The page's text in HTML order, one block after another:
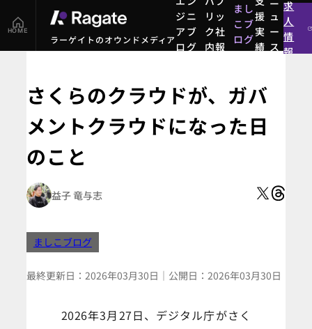
HOME
ラーゲイトのオウンドメディア
ジニ
アブ
ログ
アブ
ログ
リッ
ク社
内報
ク社
内報
まし
こブ
ログ
まし
ログ
援
実
績
実
績
ュ
ー
ス
求
人
情
報
さくらのクラウドが、ガバ
メントクラウドになった日
のこと
益子 竜与志
ましこブログ
最終更新日： 2026年03月30日 ｜ 公開日： 2026年03月30日
2026年3月27日、デジタル庁がさく